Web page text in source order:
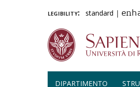
legibility: standard |
DIPARTIMENTO